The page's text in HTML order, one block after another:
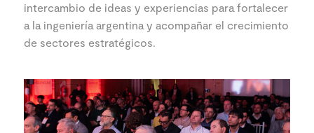
intercambio de ideas y experiencias para fortalecer
a la ingeniería argentina y acompañar el crecimiento
de sectores estratégicos.